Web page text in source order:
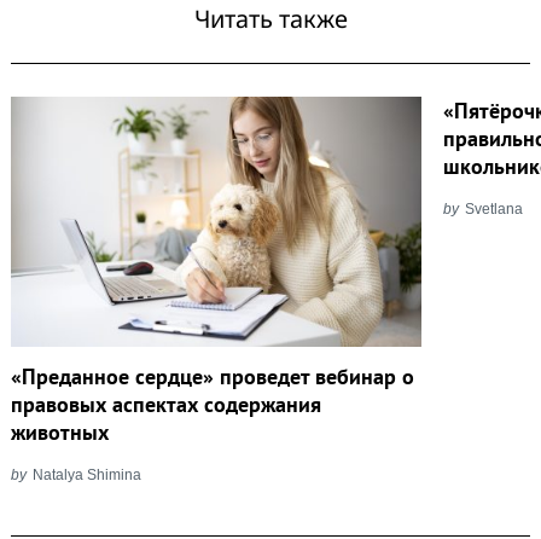
Читать также
«Преданное сердце» проведет вебинар о
правовых аспектах содержания
животных
by Natalya Shimina
by Svetlana